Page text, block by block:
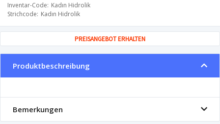
Inventar-Code Kadın Hidrolik
Strichcode Kadın Hidrolik
PREISANGEBOT ERHALTEN
Produktbeschreibung
Bemerkungen